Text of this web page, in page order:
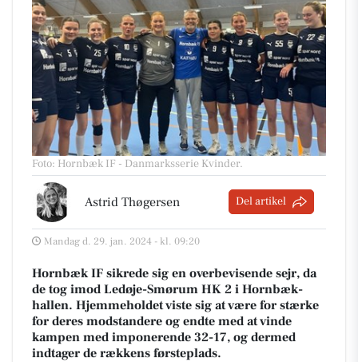
Foto: Hornbæk IF - Danmarksserie Kvinder.
Astrid Thøgersen Del artikel
Mandag d. 29. jan. 2024 - kl. 09:20
Hornbæk IF sikrede sig en overbevisende sejr, da
de tog imod Ledøje-Smørum HK 2 i Hornbæk-
hallen. Hjemmeholdet viste sig at være for stærke
for deres modstandere og endte med at vinde
kampen med imponerende 32-17, og dermed
indtager de rækkens førsteplads.